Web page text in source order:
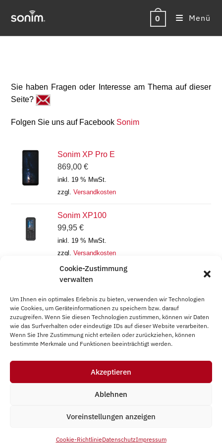
Cookie-Zustimmung
verwalten
Um Ihnen ein optimales Erlebnis zu bieten, verwenden wir Technologien
wie Cookies, um Geräteinformationen zu speichern bzw. darauf
zuzugreifen. Wenn Sie diesen Technologien zustimmen, können wir Daten
wie das Surfverhalten oder eindeutige IDs auf dieser Website verarbeiten.
Wenn Sie Ihre Zustimmung nicht erteilen oder zurückziehen, können
bestimmte Merkmale und Funktionen beeinträchtigt werden.
Akzeptieren
Ablehnen
Voreinstellungen anzeigen
Cookie-RichtlinieDatenschutzImpressum
Inhalt
0 Menü
Sie haben Fragen oder Interesse am Thema auf dieser
Seite?
Folgen Sie uns auf Facebook Sonim
Sonim XP Pro E
869,00€
inkl. 19 % MwSt.
zzgl.Versandkosten
Sonim XP100
99,95€
inkl. 19 % MwSt.
zzgl.Versandkosten
Sonim XP400
inkl. 19 % MwSt.
zzgl.
Versandkosten
Datenschutz
Vertrag widerrufen
© Presentec GmbH 2026